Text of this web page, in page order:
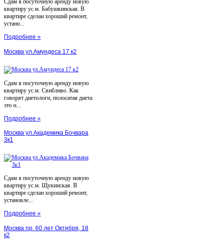
квартиру ус.м. Бабушкинская. В
квартире сделан хороший ремонт,
устано...
Подробнее »
Москва ул.Амундеса 17 к2
Сдам в посуточную аренду новую
квартиру ус.м. Свибливо. Как
говорят диетологи, полосатая диета
это н...
Подробнее »
Москва ул.Академика Бочвара
3к1
Сдам в посуточную аренду новую
квартиру ус.м. Щукинская. В
квартире сделан хороший ремонт,
установле...
Подробнее »
Москва пр. 60 лет Октября, 18
к2